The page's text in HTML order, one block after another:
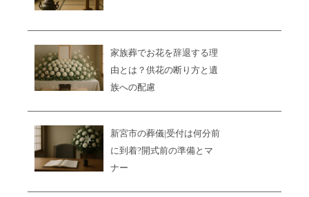
家族葬でお花を辞退する理
由とは？供花の断り方と遺
族への配慮
新宮市の葬儀|受付は何分前
に到着?開式前の準備とマ
ナー